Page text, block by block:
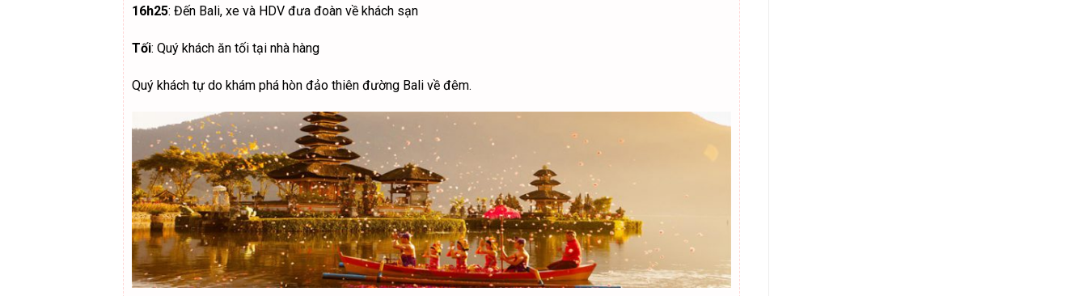
16h25: Đến Bali, xe và HDV đưa đoàn về khách sạn
Tối: Quý khách ăn tối tại nhà hàng
Quý khách tự do khám phá hòn đảo thiên đường Bali về đêm.